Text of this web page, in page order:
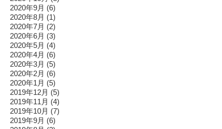
2020年9月 (6)
2020年8月 (1)
2020年7月 (2)
2020年6月 (3)
2020年5月 (4)
2020年4月 (6)
2020年3月 (5)
2020年2月 (6)
2020年1月 (5)
2019年12月 (5)
2019年11月 (4)
2019年10月 (7)
2019年9月 (6)